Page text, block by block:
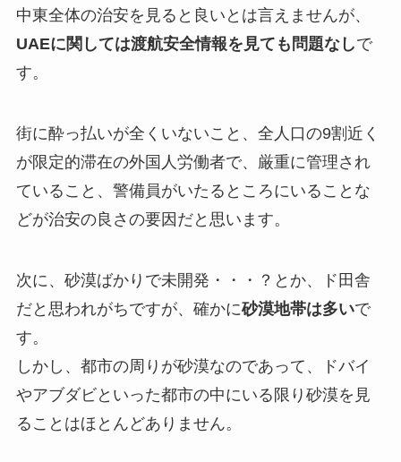
中東全体の治安を見ると良いとは言えませんが、
UAEに関しては渡航安全情報を見ても問題なしで
す。
街に酔っ払いが全くいないこと、全人口の9割近く
が限定的滞在の外国人労働者で、厳重に管理され
ていること、警備員がいたるところにいることな
どが治安の良さの要因だと思います。
次に、砂漠ばかりで未開発・・・？とか、ド田舎
だと思われがちですが、確かに砂漠地帯は多いで
す。
しかし、都市の周りが砂漠なのであって、ドバイ
やアブダビといった都市の中にいる限り砂漠を見
ることはほとんどありません。